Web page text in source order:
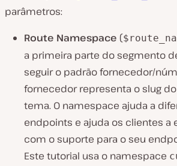
parâmetros:
Route Namespace (
a primeira parte do segmento
seguir o padrão fornecedor/
fornecedor representa o slug
tema. O namespace ajuda a
endpoints e ajuda os clientes a
com o suporte para o seu
Este tutorial usa o namespace